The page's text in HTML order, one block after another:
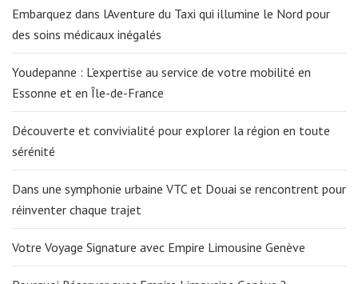
Embarquez dans lAventure du Taxi qui illumine le Nord pour
des soins médicaux inégalés
Youdepanne : L’expertise au service de votre mobilité en
Essonne et en Île-de-France
Découverte et convivialité pour explorer la région en toute
sérénité
Dans une symphonie urbaine VTC et Douai se rencontrent pour
réinventer chaque trajet
Votre Voyage Signature avec Empire Limousine Genève